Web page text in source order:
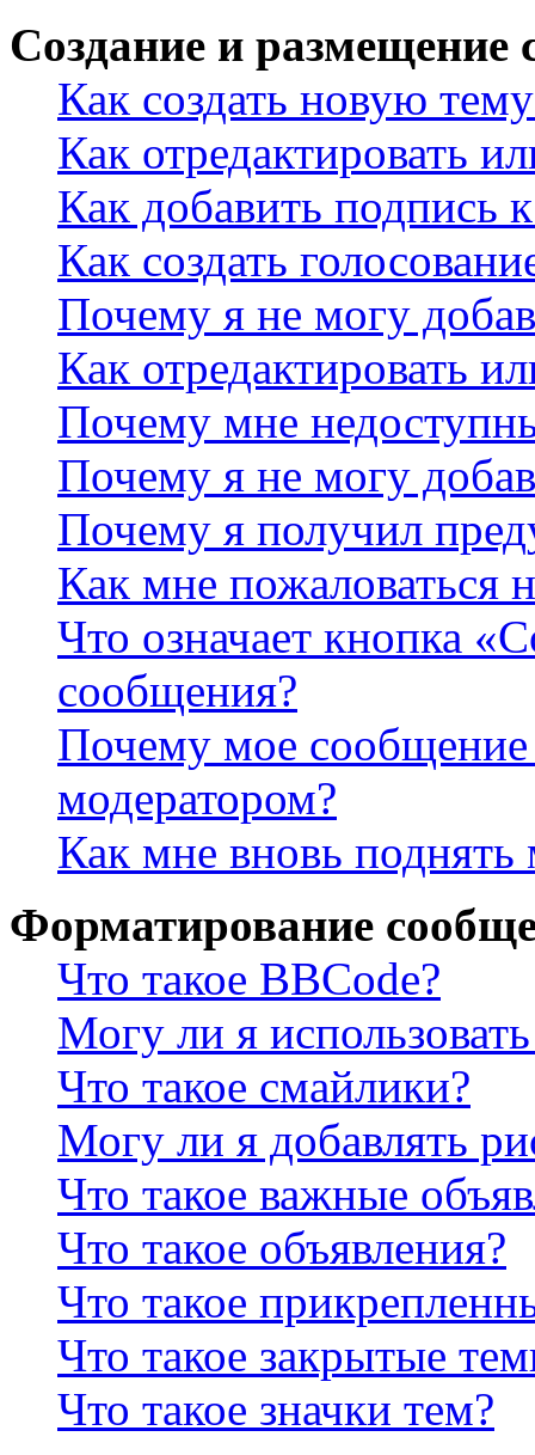
Создание и размещение
Как создать новую
Как отредактировать
Как добавить подпись
Как создать
Почему я не могу
Как отредактировать
Почему мне
Почему я не могу
Почему я получил
Как мне пожаловаться
Что означает кнопка
сообщения?
Почему мое сообщение
модератором?
Как мне вновь
Форматирование
Что такое BBCode?
Могу ли я
Что такое смайлики?
Могу ли я добавлять
Что такое важные
Что такое объявления?
Что такое
Что такое закрытые
Что такое значки тем?